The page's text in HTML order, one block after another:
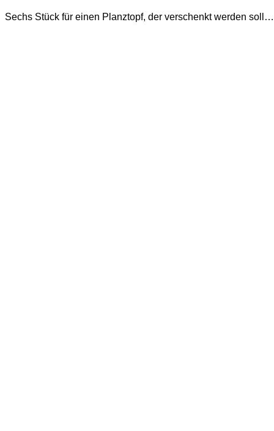
Sechs Stück für einen Planztopf, der verschenkt werden soll…